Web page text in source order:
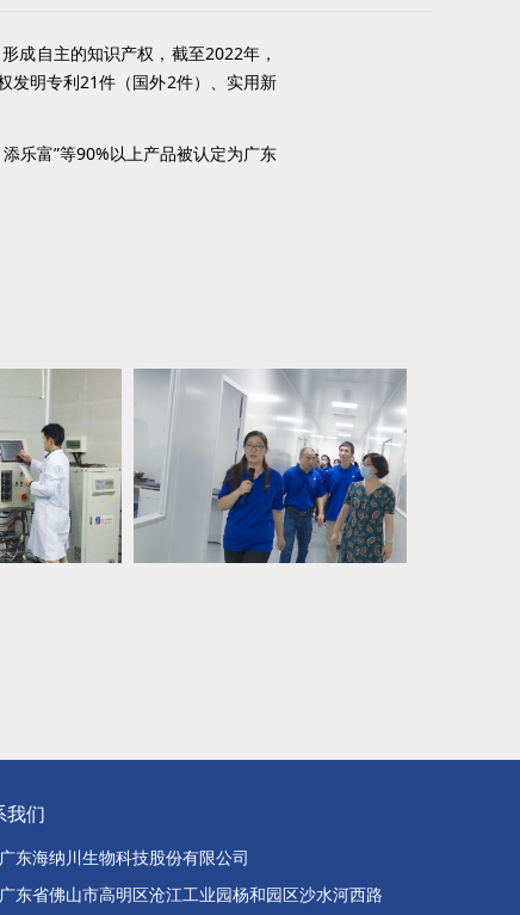
自主的知识产权，截至2022年，
发明专利21件（国外2件）、实用新
乐富”等90%以上产品被认定为广东
我们
广东海纳川生物科技股份有限公司
广东省佛山市高明区沧江工业园杨和园区沙水河西路